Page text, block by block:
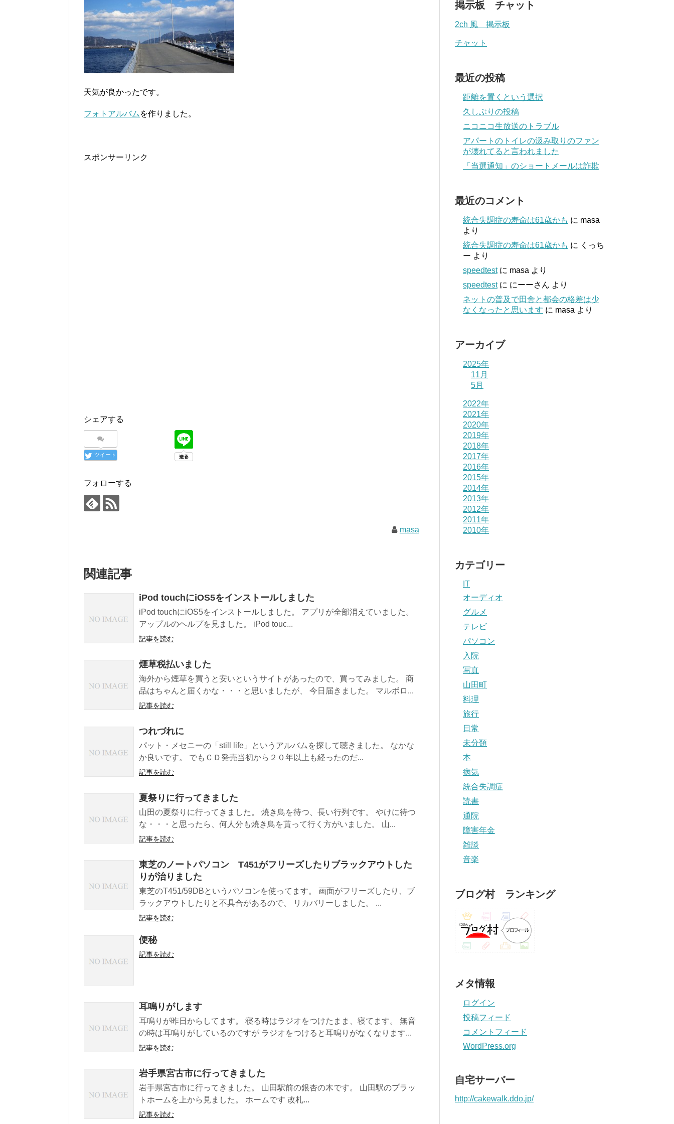
天気が良かったです。
フォトアルバム を作りました。
スポンサーリンク
シェアする
ツイート
フォローする
masa
関連記事
iPod touchにiOS5をインストールしました
iPod touchにiOS5をインストールしました。 アプリが全部消えていました。
アップルのヘルプを見ました。 iPod touc...
記事を読む
煙草税払いました
海外から煙草を買うと安いというサイトがあったので、買ってみました。 商
品はちゃんと届くかな・・・と思いましたが、 今日届きました。 マルボロ...
記事を読む
つれづれに
パット・メセニーの「still life」というアルバムを探して聴きました。 なかな
か良いです。 でもＣＤ発売当初から２０年以上も経ったのだ...
記事を読む
夏祭りに行ってきました
山田の夏祭りに行ってきました。 焼き鳥を待つ、長い行列です。 やけに待つ
な・・・と思ったら、何人分も焼き鳥を貰って行く方がいました。 山...
記事を読む
東芝のノートパソコン T451がフリーズしたりブラックアウトした
りが治りました
東芝のT451/59DBというパソコンを使ってます。 画面がフリーズしたり、ブ
ラックアウトしたりと不具合があるので、 リカバリーしました。 ...
記事を読む
便秘
記事を読む
耳鳴りがします
耳鳴りが昨日からしてます。 寝る時はラジオをつけたまま、寝てます。 無音
の時は耳鳴りがしているのですが ラジオをつけると耳鳴りがなくなります...
記事を読む
岩手県宮古市に行ってきました
岩手県宮古市に行ってきました。 山田駅前の銀杏の木です。 山田駅のプラッ
トホームを上から見ました。 ホームです 改札...
記事を読む
掲示板 チャット
2ch 風 掲示板
チャット
最近の投稿
距離を置くという選択
久しぶりの投稿
ニコニコ生放送のトラブル
アパートのトイレの汲み取りのファン
が壊れてると言われました
「当選通知」のショートメールは詐欺
最近のコメント
統合失調症の寿命は61歳かも に masa
より
統合失調症の寿命は61歳かも に くっち
ー より
speedtestに masa より
speedtestに にーーさん より
ネットの普及で田舎と都会の格差は少
なくなったと思います に masa より
アーカイブ
2025年
11月
5月
2022年
2021年
2020年
2019年
2018年
2017年
2016年
2015年
2014年
2013年
2012年
2011年
2010年
カテゴリー
IT
オーディオ
グルメ
テレビ
パソコン
入院
写真
山田町
料理
旅行
日常
未分類
本
病気
統合失調症
読書
通院
障害年金
雑談
音楽
ブログ村 ランキング
メタ情報
ログイン
投稿フィード
コメントフィード
WordPress.org
自宅サーバー
http://cakewalk.ddo.jp/